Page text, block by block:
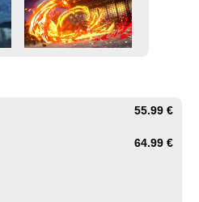
55.99 €
64.99 €